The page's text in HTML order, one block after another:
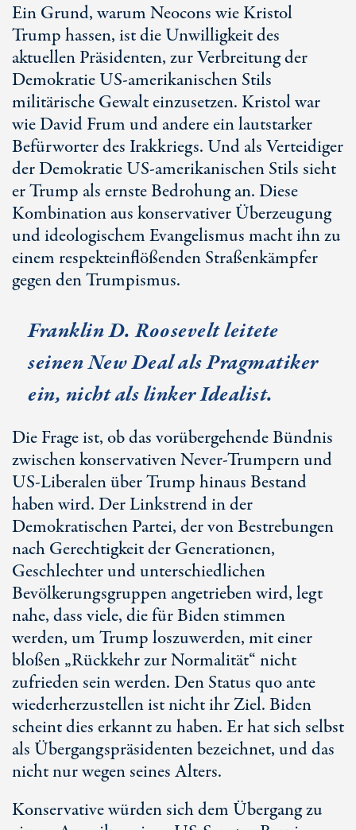
Ein Grund, warum Neocons wie Kristol
Trump hassen, ist die Unwilligkeit des
aktuellen Präsidenten, zur Verbreitung der
Demokratie US-amerikanischen Stils
militärische Gewalt einzusetzen. Kristol war
wie David Frum und andere ein lautstarker
Befürworter des Irakkriegs. Und als Verteidiger
der Demokratie US-amerikanischen Stils sieht
er Trump als ernste Bedrohung an. Diese
Kombination aus konservativer Überzeugung
und ideologischem Evangelismus macht ihn zu
einem respekteinflößenden Straßenkämpfer
gegen den Trumpismus.
Franklin D. Roosevelt leitete
seinen New Deal als Pragmatiker
ein, nicht als linker Idealist.
Die Frage ist, ob das vorübergehende Bündnis
zwischen konservativen Never-Trumpern und
US-Liberalen über Trump hinaus Bestand
haben wird. Der Linkstrend in der
Demokratischen Partei, der von Bestrebungen
nach Gerechtigkeit der Generationen,
Geschlechter und unterschiedlichen
Bevölkerungsgruppen angetrieben wird, legt
nahe, dass viele, die für Biden stimmen
werden, um Trump loszuwerden, mit einer
bloßen „Rückkehr zur Normalität“ nicht
zufrieden sein werden. Den Status quo ante
wiederherzustellen ist nicht ihr Ziel. Biden
scheint dies erkannt zu haben. Er hat sich selbst
als Übergangspräsidenten bezeichnet, und das
nicht nur wegen seines Alters.
Konservative würden sich dem Übergang zu